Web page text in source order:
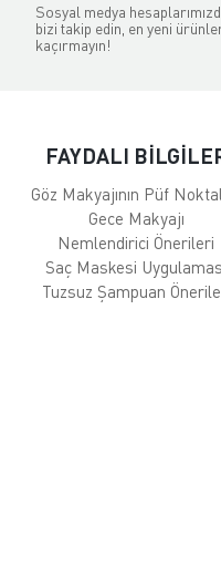
Sosyal medya
bizi takip edin, en yeni
kaçırmayın!
FAYDALI
Göz Makyajının Püf
Gece Makyajı
Nemlendirici Önerileri
Saç Maskesi
Tuzsuz Şampuan